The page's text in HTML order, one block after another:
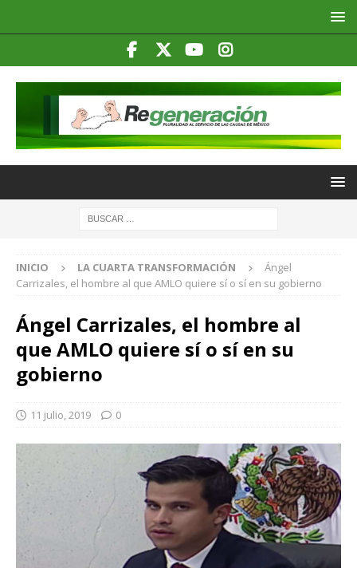
INICIO LA CUARTA TRANSFORMACIÓN
Ángel
Carrizales, el hombre al que AMLO quiere sí o sí en su gobierno
Ángel Carrizales, el hombre al
que AMLO quiere sí o sí en su
gobierno
11 julio, 2019 0